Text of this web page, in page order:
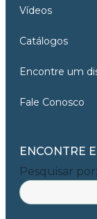
Vídeos
Catálogos
Encontre um
Fale Conosco
ENCONTRE
Pesquisar por: